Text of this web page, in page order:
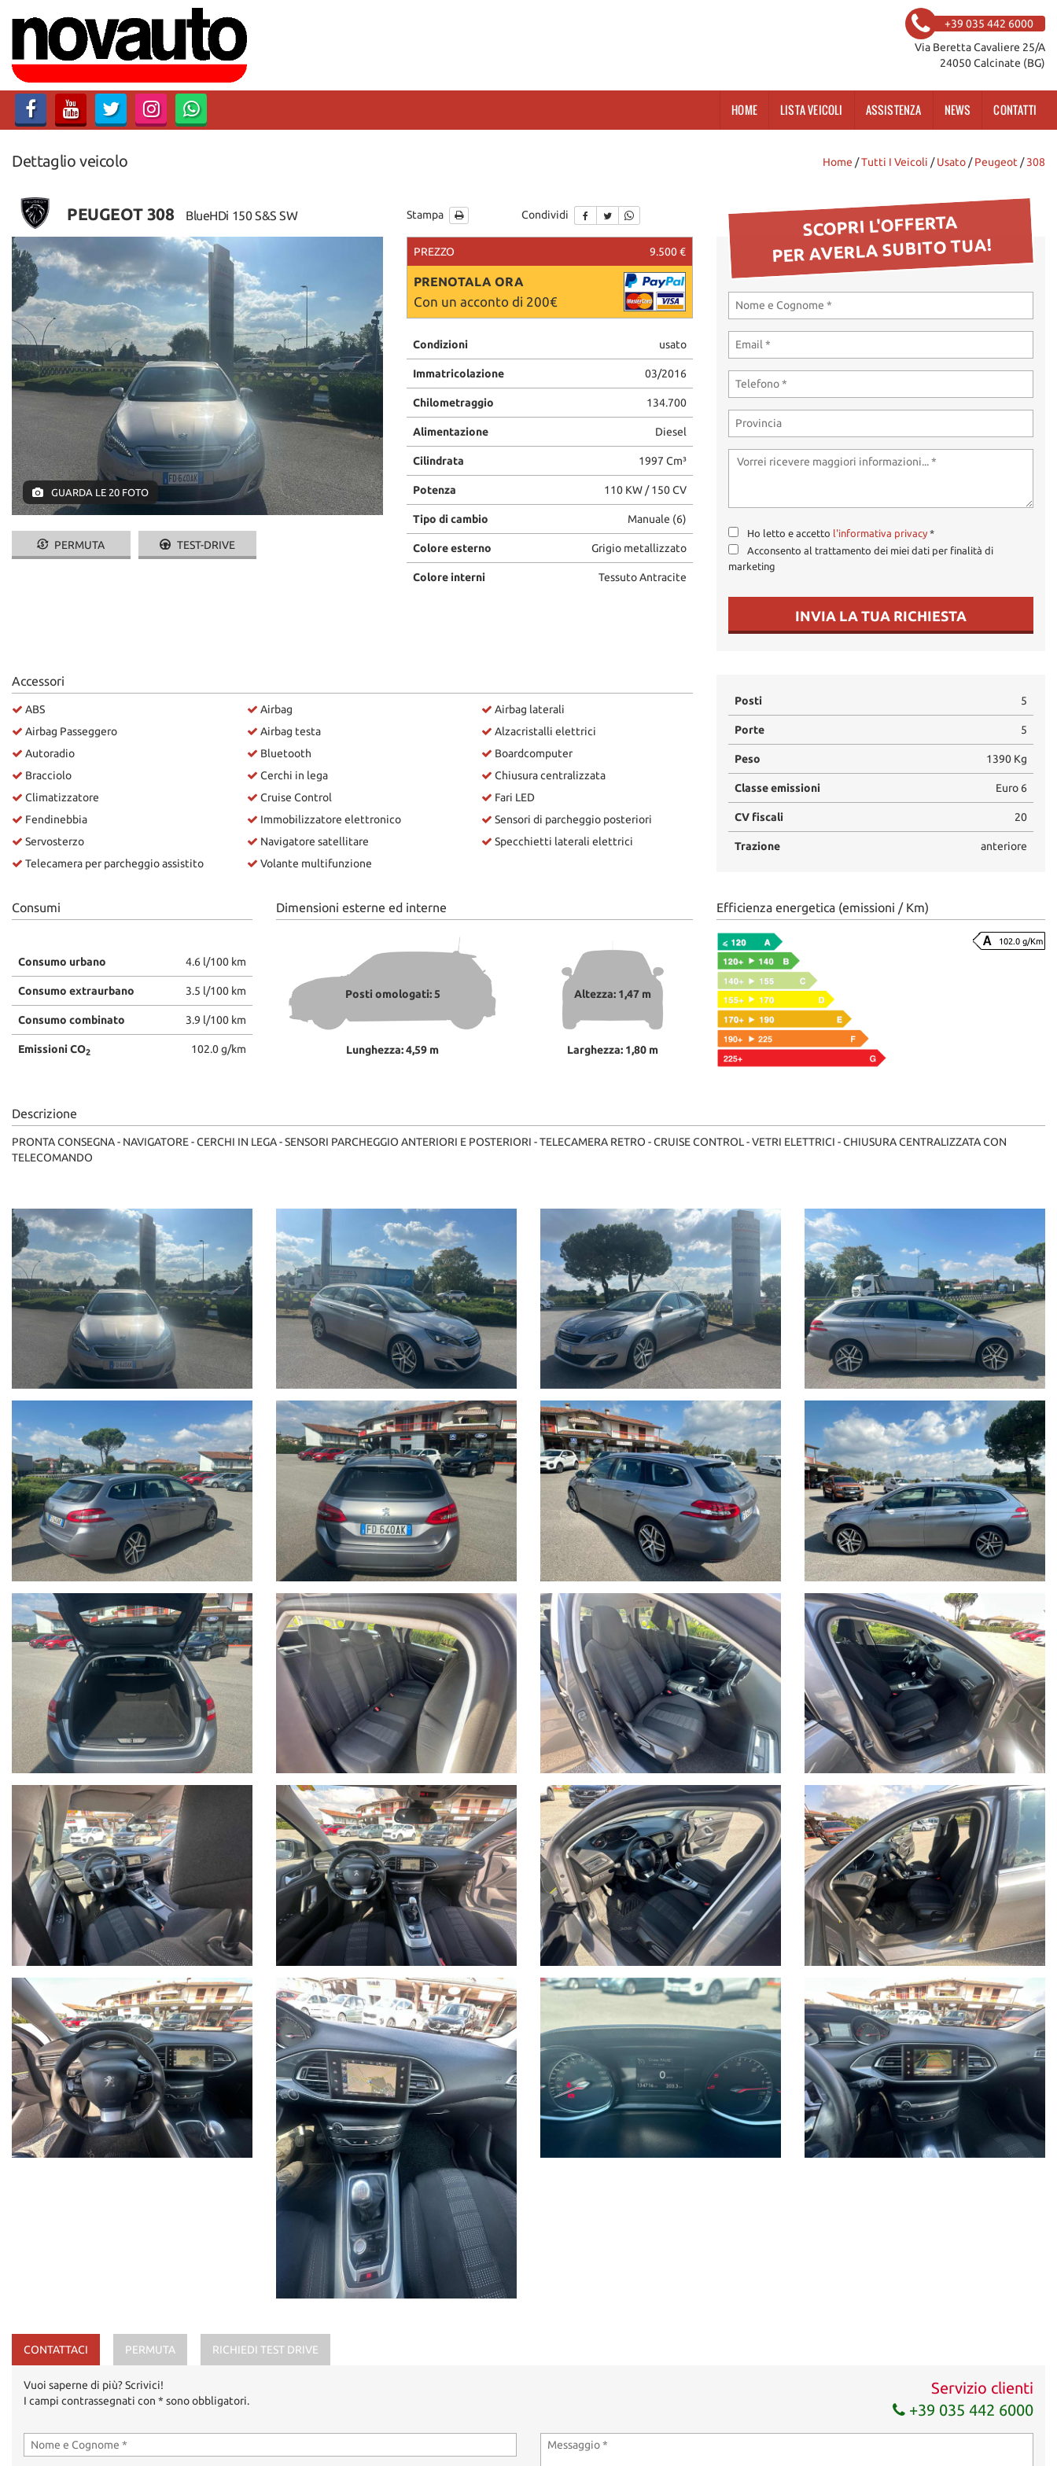
+39 035 442 6000
Via Beretta Cavaliere 25/A
24050 Calcinate (BG)
HOME LISTA VEICOLI ASSISTENZA NEWS CONTATTI
Dettaglio veicolo Home /Tutti I Veicoli /Usato /Peugeot /308
PEUGEOT 308 BlueHDi 150 S&S SW Stampa Condividi
GUARDA LE 20 FOTO
PERMUTA TEST-DRIVE
PREZZO 9.500 €
PRENOTALA ORA
Con un acconto di 200€
Condizioni usato
Immatricolazione 03/2016
Chilometraggio 134.700
Alimentazione Diesel
Cilindrata 1997 Cm³
Potenza 110 KW / 150 CV
Tipo di cambio Manuale (6)
Colore esterno Grigio metallizzato
Colore interni Tessuto Antracite
SCOPRI L'OFFERTA
PER AVERLA SUBITO TUA!
Ho letto e accetto l'informativa privacy *
Acconsento al trattamento dei miei dati per finalità di
marketing
INVIA LA TUA RICHIESTA
Accessori
ABS
Airbag Passeggero
Autoradio
Bracciolo
Climatizzatore
Fendinebbia
Servosterzo
Telecamera per parcheggio assistito
Airbag
Airbag testa
Bluetooth
Cerchi in lega
Cruise Control
Immobilizzatore elettronico
Navigatore satellitare
Volante multifunzione
Airbag laterali
Alzacristalli elettrici
Boardcomputer
Chiusura centralizzata
Fari LED
Sensori di parcheggio posteriori
Specchietti laterali elettrici
Posti 5
Porte 5
Peso 1390 Kg
Classe emissioni Euro 6
CV fiscali 20
Trazione anteriore
Consumi
Consumo urbano 4.6 l/100 km
Consumo extraurbano 3.5 l/100 km
Consumo combinato 3.9 l/100 km
Emissioni CO2 102.0 g/km
Dimensioni esterne ed interne
Posti omologati: 5
Lunghezza: 4,59 m
Altezza: 1,47 m
Larghezza: 1,80 m
Efficienza energetica (emissioni / Km)
102.0 g/Km
Descrizione
PRONTA CONSEGNA - NAVIGATORE - CERCHI IN LEGA - SENSORI PARCHEGGIO ANTERIORI E POSTERIORI - TELECAMERA RETRO - CRUISE CONTROL - VETRI ELETTRICI - CHIUSURA CENTRALIZZATA CON
TELECOMANDO
CONTATTACI PERMUTA RICHIEDI TEST DRIVE
Vuoi saperne di più? Scrivici!
I campi contrassegnati con * sono obbligatori.
Servizio clienti
+39 035 442 6000